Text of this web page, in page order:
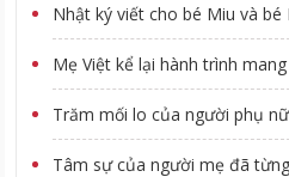
Nhật ký viết cho bé Miu và
Mẹ Việt kể lại hành trình
Trăm mối lo của người phụ
Tâm sự của người mẹ đã